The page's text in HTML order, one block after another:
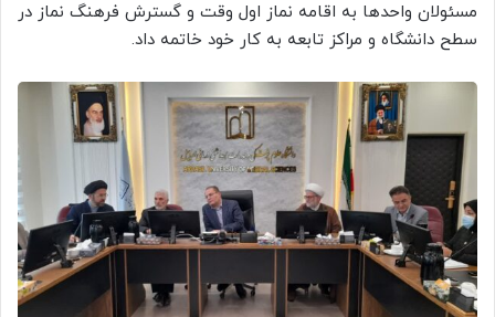
مسئولان واحدها به اقامه نماز اول وقت و گسترش فرهنگ نماز در
سطح دانشگاه و مراکز تابعه به کار خود خاتمه داد.